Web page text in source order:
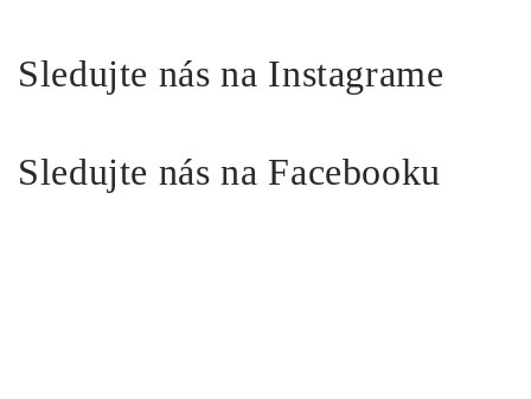
Sledujte nás na Instagrame
Sledujte nás na Facebooku